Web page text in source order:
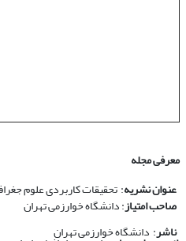
معرفی مجله
عنوان نشریه: تحقیقات کاربردی علوم
صاحب امتیاز: دانشگاه خوارزمی تهران
ناشر: دانشگاه خوارزمی تهران